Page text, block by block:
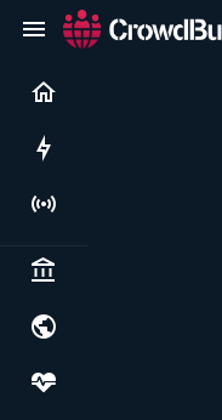
Live
Politics & institutions